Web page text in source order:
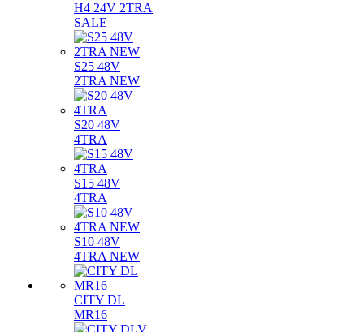
H4 24V 2TRA
SALE
S25 48V
2TRA NEW
S20 48V
4TRA
S15 48V
4TRA
S10 48V
4TRA NEW
CITY DL
MR16